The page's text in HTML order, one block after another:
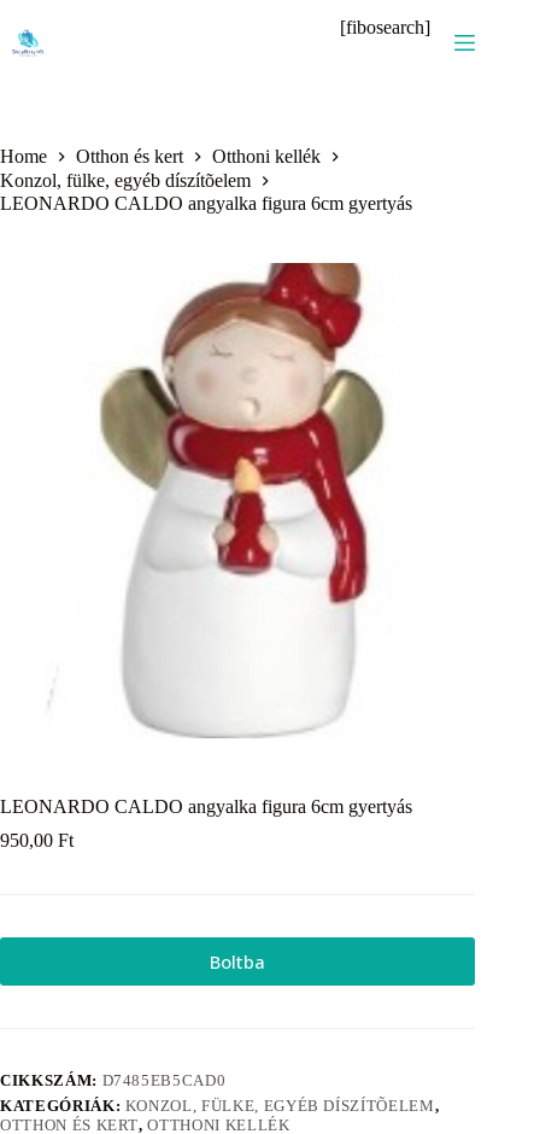
content
[fibosearch]
Home Otthon és kert
Otthoni kellék
Konzol, fülke, egyéb díszítõelem
LEONARDO CALDO angyalka figura 6cm gyertyás
LEONARDO CALDO angyalka figura 6cm gyertyás
950,00 Ft
Boltba
CIKKSZÁM: D7485EB5CAD0
KATEGÓRIÁK: KONZOL, FÜLKE, EGYÉB DÍSZÍTÕELEM,
OTTHON ÉS KERT,OTTHONI KELLÉK